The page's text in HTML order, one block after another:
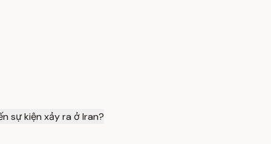
sự kiện xảy ra ở Iran?